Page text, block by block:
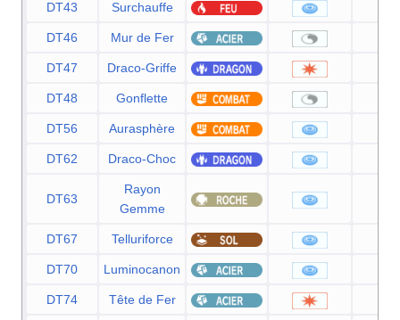
DT43 Surchauffe
DT46 Mur de Fer
DT47 Draco-Griffe
DT48 Gonflette
DT56 Aurasphère
DT62 Draco-Choc
DT63
Rayon
Gemme
DT67 Telluriforce
DT70 Luminocanon
DT74 Tête de Fer